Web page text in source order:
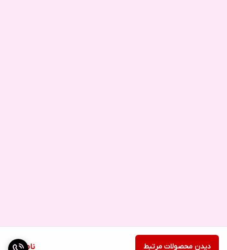
ناموجود دیدن محصولات مرتبط